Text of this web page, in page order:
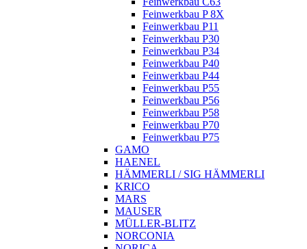
Feinwerkbau P 8X
Feinwerkbau P11
Feinwerkbau P30
Feinwerkbau P34
Feinwerkbau P40
Feinwerkbau P44
Feinwerkbau P55
Feinwerkbau P56
Feinwerkbau P58
Feinwerkbau P70
Feinwerkbau P75
GAMO
HAENEL
HÄMMERLI / SIG HÄMMERLI
KRICO
MARS
MAUSER
MÜLLER-BLITZ
NORCONIA